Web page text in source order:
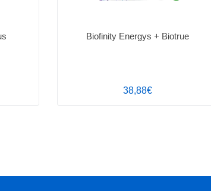
Biofinity Energys + Biotrue
38,88€